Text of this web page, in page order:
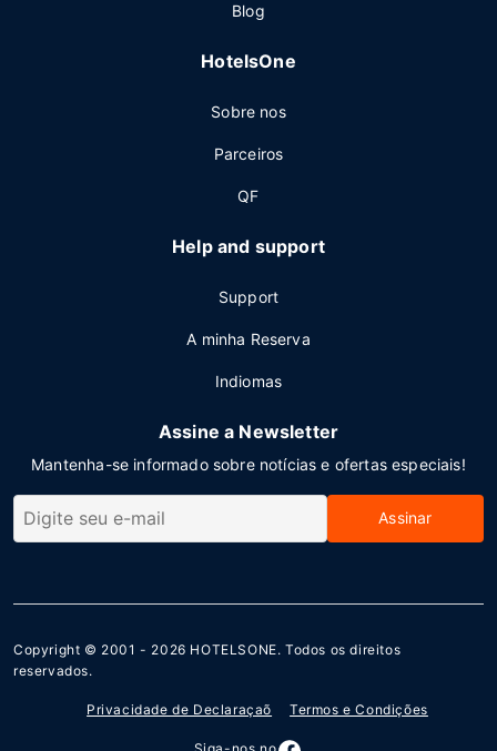
Blog
HotelsOne
Sobre nos
Parceiros
QF
Help and support
Support
A minha Reserva
Indiomas
Assine a Newsletter
Mantenha-se informado sobre notícias e ofertas especiais!
Assinar
Copyright © 2001 - 2026 HOTELSONE. Todos os direitos
reservados.
Privacidade de Declaraçaõ Termos e Condições